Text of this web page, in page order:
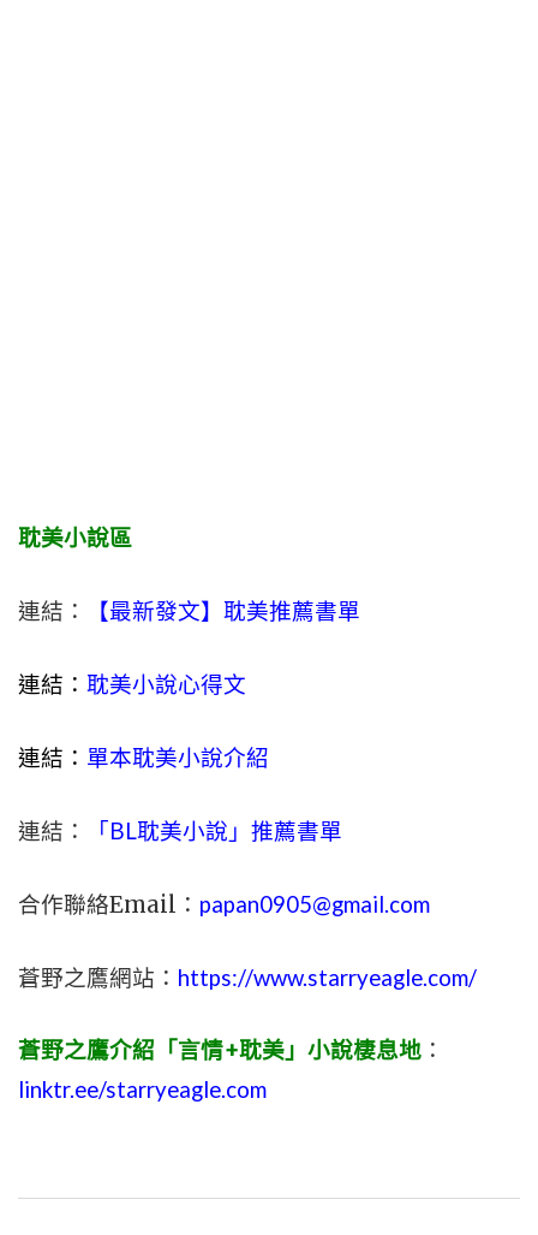
耽美小說區
連結： 【最新發文】耽美推薦書單
連結： 耽美小說心得文
連結： 單本耽美小說介紹
連結： 「BL耽美小說」推薦書單
合作聯絡Email： papan0905@gmail.com
蒼野之鷹網站： https://www.starryeagle.com/
蒼野之鷹介紹「言情+耽美」小說棲息地 ：
linktr.ee/starryeagle.com